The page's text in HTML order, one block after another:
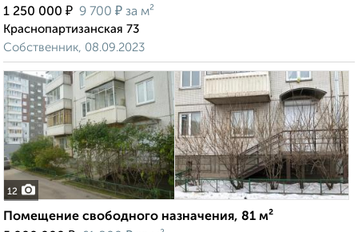
1 250 000 ₽ 9 700 ₽ за м²
Краснопартизанская 73
Собственник, 08.09.2023
12
Помещение свободного назначения, 81 м²